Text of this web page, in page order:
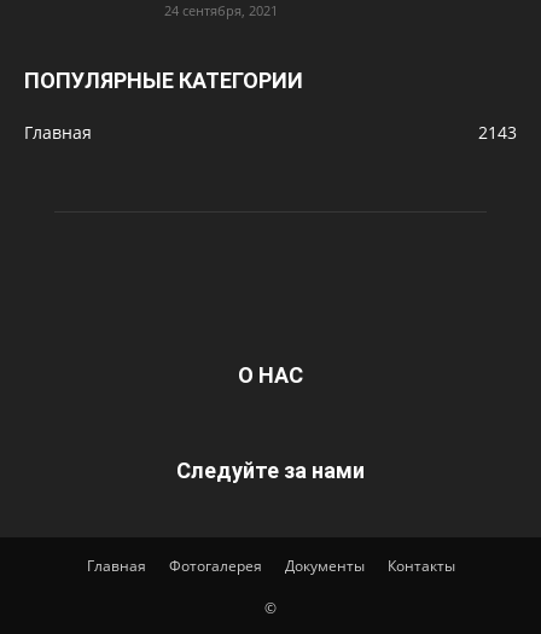
24 сентября, 2021
ПОПУЛЯРНЫЕ КАТЕГОРИИ
Главная 2143
О НАС
Следуйте за нами
Главная Фотогалерея Документы Контакты
©